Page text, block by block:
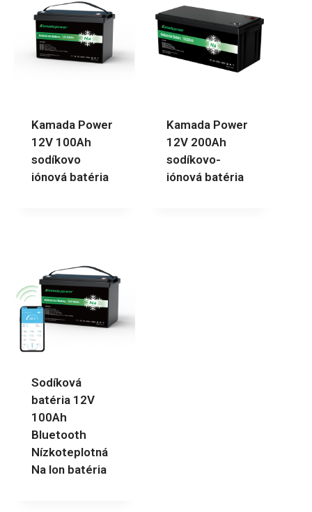
Kamada Power
12V 100Ah
sodíkovo
iónová batéria
Kamada Power
12V 200Ah
sodíkovo-
iónová batéria
Sodíková
batéria 12V
100Ah
Bluetooth
Nízkoteplotná
Na Ion batéria